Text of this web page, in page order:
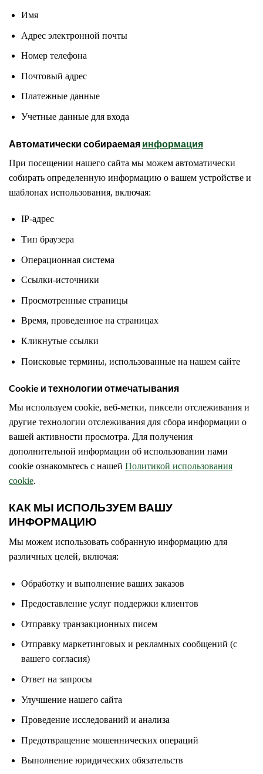
Имя
Адрес электронной почты
Номер телефона
Почтовый адрес
Платежные данные
Учетные данные для входа
Автоматически собираемая информация
При посещении нашего сайта мы можем автоматически
собирать определенную информацию о вашем устройстве и
шаблонах использования, включая:
IP-адрес
Тип браузера
Операционная система
Ссылки-источники
Просмотренные страницы
Время, проведенное на страницах
Кликнутые ссылки
Поисковые термины, использованные на нашем сайте
Cookie и технологии отмечатывания
Мы используем cookie, веб-метки, пиксели отслеживания и
другие технологии отслеживания для сбора информации о
вашей активности просмотра. Для получения
дополнительной информации об использовании нами
cookie ознакомьтесь с нашей Политикой использования
cookie.
КАК МЫ ИСПОЛЬЗУЕМ ВАШУ
ИНФОРМАЦИЮ
Мы можем использовать собранную информацию для
различных целей, включая:
Обработку и выполнение ваших заказов
Предоставление услуг поддержки клиентов
Отправку транзакционных писем
Отправку маркетинговых и рекламных сообщений (с
вашего согласия)
Ответ на запросы
Улучшение нашего сайта
Проведение исследований и анализа
Предотвращение мошеннических операций
Выполнение юридических обязательств